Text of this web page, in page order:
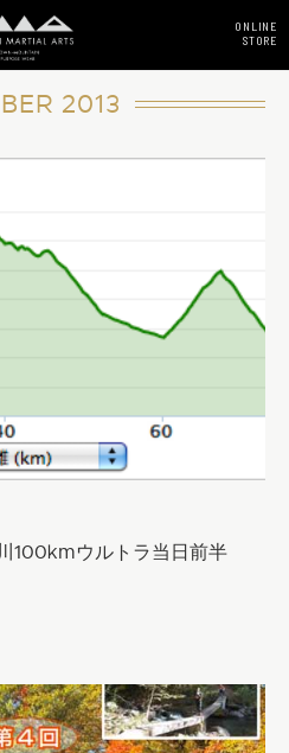
ONLINE
STORE
2013
100kmウルトラ当日前半